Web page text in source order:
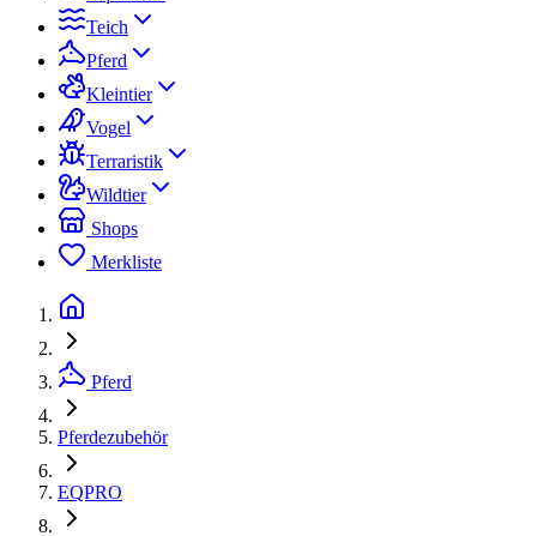
Teich
Pferd
Kleintier
Vogel
Terraristik
Wildtier
Shops
Merkliste
Pferd
Pferdezubehör
EQPRO